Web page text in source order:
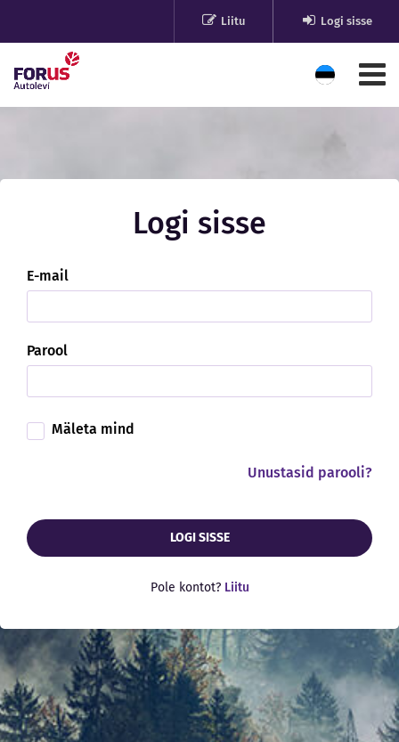
Liitu Logi sisse
Logi sisse
E-mail
Parool
Mäleta mind
Unustasid parooli?
LOGI SISSE
Pole kontot? Liitu